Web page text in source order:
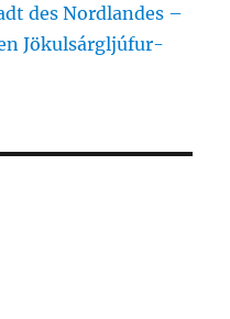
des Nordlandes –
Jökulsárgljúfur-